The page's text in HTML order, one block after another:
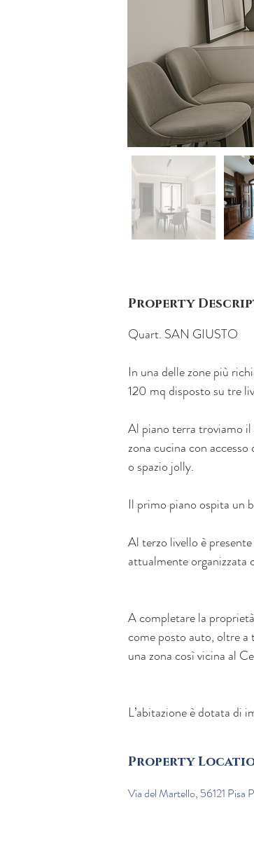
Property
Quart. SAN GIUSTO
In una delle zone più
120 mq disposto su tre
Al piano terra troviamo il
zona cucina con
o spazio jolly.
Il primo piano ospita un
Al terzo livello è
attualmente organizzata
A completare la
come posto auto, oltre
una zona così vicina al
L’abitazione è dotata di
Property
Via del Martello, 56121 Pisa